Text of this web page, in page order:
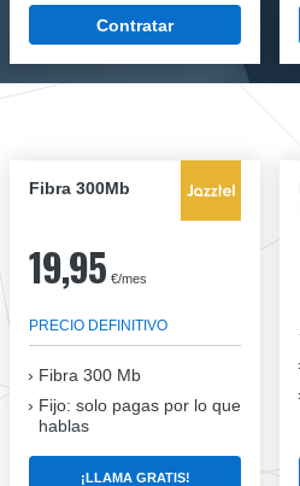
Contratar
Fibra 300Mb
19,95 €/mes
PRECIO DEFINITIVO
Fibra 300 Mb
Fijo: solo pagas por lo que
hablas
¡LLAMA GRATIS!